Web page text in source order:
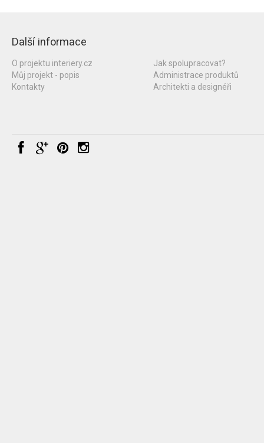
Další informace
O projektu interiery.cz
Můj projekt - popis
Kontakty
Jak spolupracovat?
Administrace produktů
Architekti a designéři